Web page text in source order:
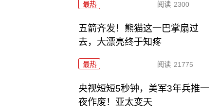
最热 阅读 2300
五箭齐发！熊猫这一巴掌扇过
去，大漂亮终于知疼
最热 阅读 21775
央视短短5秒钟，美军3年兵推一
夜作废！亚太变天